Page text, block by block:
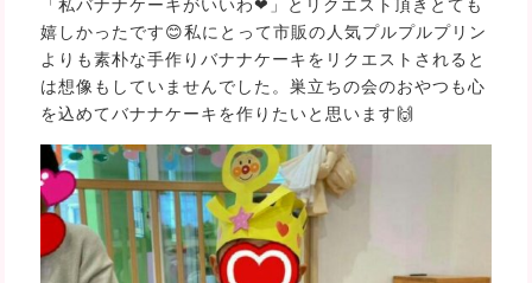
「私バナナケーキがいいわ❤」とリクエスト頂きとても
嬉しかったです😊私にとって市販の人気プルプルプリン
よりも素朴な手作りバナナケーキをリクエストされると
は想像もしていませんでした。巣立ちの会のおやつも心
を込めてバナナケーキを作りたいと思います🙌